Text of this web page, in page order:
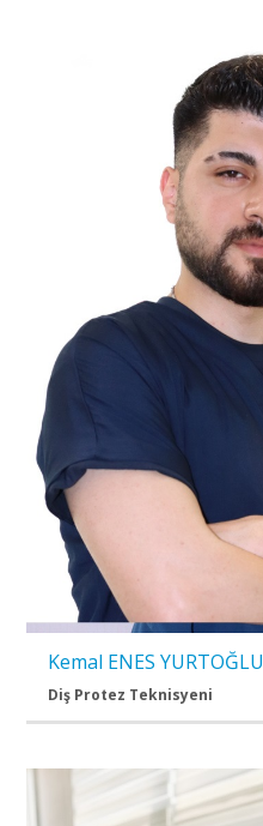
Kemal ENES YURTOĞLU
Diş Protez Teknisyeni